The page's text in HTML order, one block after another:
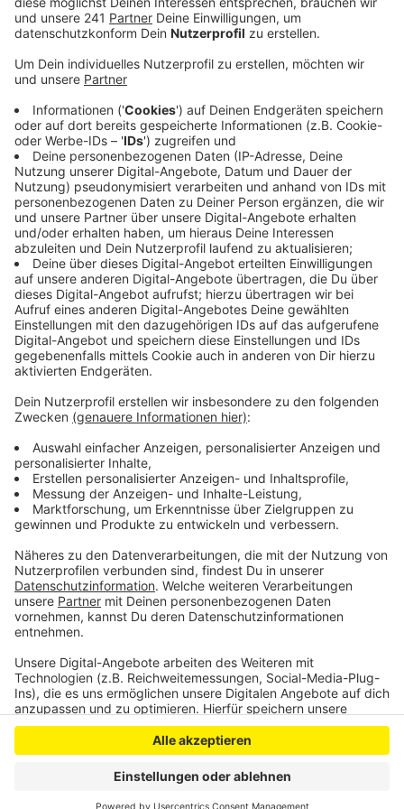
Anzeige
Veröffentlicht: Donnerstag, 09.06.2022 06:23
Anzeige
„Unser letzter Stand war, dass Edeka den Laden
übernehmen wird – die halten sich aber bedeckt und
das ist verdächtig“, sagt eine Sprecherin der
Gewerkschaft ver.di. Auch auf Radio Leverkusen-
Nachfrage hat Edeka keine Auskunft geben wollen,
ebenso wenig wie Kaufland. Die wollen keine Stellung
zu etwaigen Gesprächen beziehen. Allerdings haben
Mitarbeiter in Kaufland-Jacken gestern auf dem Dach
des Supermarkts Ausmessungen gemacht und sich
umgesehen. Auch zu den Mitarbeitern von Real hat
ver.di aktuell keinen Kontakt – man stehe aber
jederzeit helfend zur Verfügung, sollte sich zum
Beispiel der Betriebsrat melden und auf die unklare
Situation vor Ort aufmerksam machen wollen.
Anzeige